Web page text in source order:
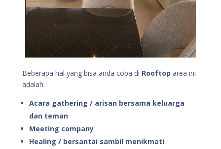
Beberapa hal yang bisa anda coba di Rooftop area ini
adalah :
Acara gathering / arisan bersama keluarga
dan teman
Meeting company
Healing / bersantai sambil menikmati